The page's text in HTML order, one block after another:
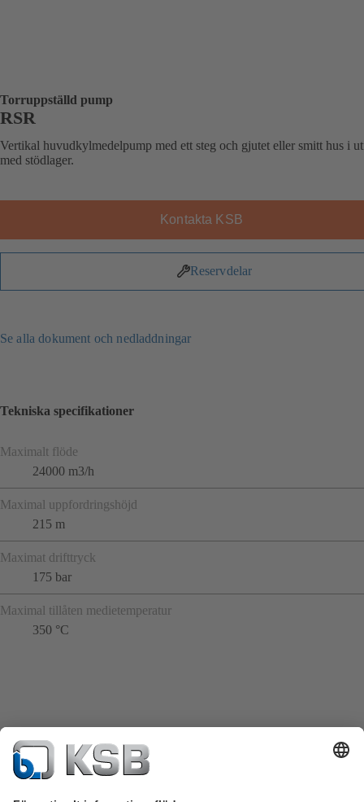
Torruppställd pump
RSR
Vertikal huvudkylmedelpump med ett steg och gjutet eller smitt hus i
med stödlager.
Kontakta KSB
Reservdelar
Se alla dokument och nedladdningar
Tekniska specifikationer
Maximalt flöde
24000 m3/h
Maximal uppfordringshöjd
215 m
Maximat drifttryck
175 bar
Maximal tillåten medietemperatur
350 °C